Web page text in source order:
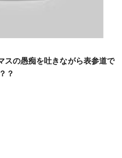
スの愚痴を吐きながら表参道で
？